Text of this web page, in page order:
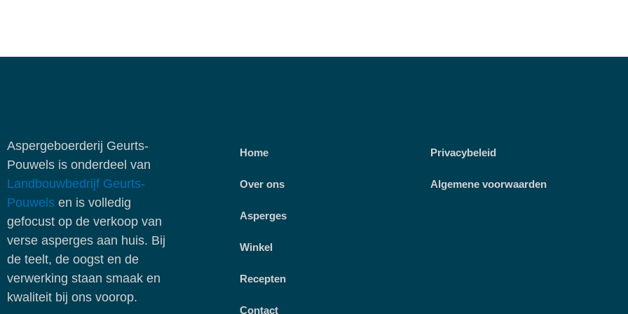
Aspergeboerderij Geurts-
Pouwels is onderdeel van
Landbouwbedrijf Geurts-
Pouwels en is volledig
gefocust op de verkoop van
verse asperges aan huis. Bij
de teelt, de oogst en de
verwerking staan smaak en
kwaliteit bij ons voorop.
Home
Over ons
Asperges
Winkel
Recepten
Contact
Privacybeleid
Algemene voorwaarden